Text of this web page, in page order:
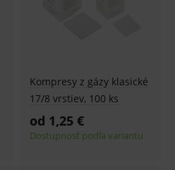
Kompresy z gázy klasické
17/8 vrstiev, 100 ks
od 1,25 €
Dostupnosť podľa variantu